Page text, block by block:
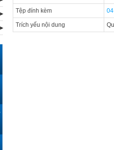
Tệp đính kèm
Trích yếu nội dung